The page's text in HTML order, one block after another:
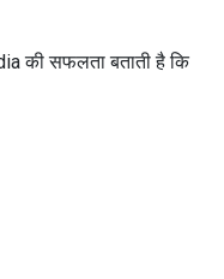
की सफलता बताती है कि